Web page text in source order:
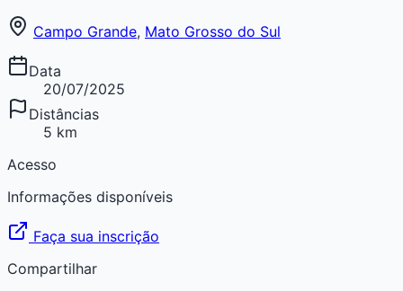
Campo Grande, Mato Grosso do Sul
Data
20/07/2025
Distâncias
5 km
Acesso
Informações disponíveis
Faça sua inscrição
Compartilhar